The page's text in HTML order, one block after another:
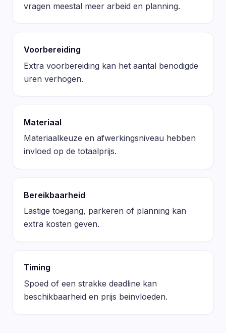
vragen meestal meer arbeid en planning.
Voorbereiding
Extra voorbereiding kan het aantal benodigde
uren verhogen.
Materiaal
Materiaalkeuze en afwerkingsniveau hebben
invloed op de totaalprijs.
Bereikbaarheid
Lastige toegang, parkeren of planning kan
extra kosten geven.
Timing
Spoed of een strakke deadline kan
beschikbaarheid en prijs beinvloeden.